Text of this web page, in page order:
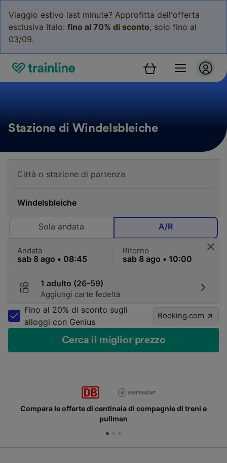
Viaggio estivo last minute? Approfitta dell'offerta
esclusiva Italo: fino al 70% di sconto, solo fino al
03/09.
Stazione di Windelsbleiche
Sola andata A/R
Andata Ritorno
1 adulto (26-59)
Aggiungi carte fedeltà
Fino al 20% di sconto sugli
alloggi con Genius
Booking.com
Cerca il miglior prezzo
Compara le offerte di centinaia di compagnie di treni e
pullman